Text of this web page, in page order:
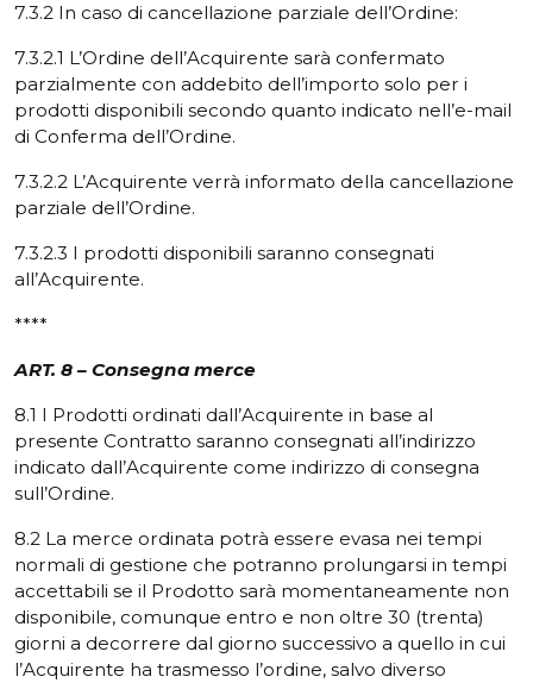
7.3.2 In caso di cancellazione parziale dell’Ordine:
7.3.2.1 L’Ordine dell’Acquirente sarà confermato
parzialmente con addebito dell’importo solo per i
prodotti disponibili secondo quanto indicato nell’e-mail
di Conferma dell’Ordine.
7.3.2.2 L’Acquirente verrà informato della cancellazione
parziale dell’Ordine.
7.3.2.3 I prodotti disponibili saranno consegnati
all’Acquirente.
****
ART. 8 – Consegna merce
8.1 I Prodotti ordinati dall’Acquirente in base al
presente Contratto saranno consegnati all’indirizzo
indicato dall’Acquirente come indirizzo di consegna
sull’Ordine.
8.2 La merce ordinata potrà essere evasa nei tempi
normali di gestione che potranno prolungarsi in tempi
accettabili se il Prodotto sarà momentaneamente non
disponibile, comunque entro e non oltre 30 (trenta)
giorni a decorrere dal giorno successivo a quello in cui
l’Acquirente ha trasmesso l’ordine, salvo diverso